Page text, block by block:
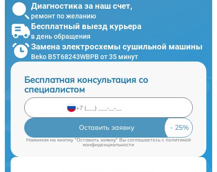
Диагностика за наш счет,
ремонт по желанию
Бесплатный выезд курьера
в день обращения
Замена электросхемы сушильной машины
Beko B5T68243WBPB от 35 минут
Бесплатная консультация со
специалистом
Оставить заявку
Нажимая на кнопку "Оставить заявку" Вы соглашаетесь cполитикой
конфиденциальности